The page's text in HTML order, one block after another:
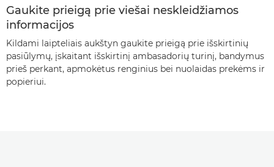
Gaukite prieigą prie viešai neskleidžiamos
informacijos
Kildami laipteliais aukštyn gaukite prieigą prie išskirtinių
pasiūlymų, įskaitant išskirtinį ambasadorių turinį, bandymus
prieš perkant, apmokėtus renginius bei nuolaidas prekėms ir
popieriui.